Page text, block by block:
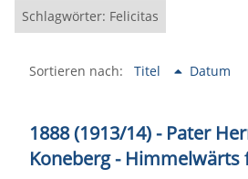
Schlagwörter: Felicitas
Sortieren nach: Titel Datum
1888 (1913/14) - Pater
Koneberg - Himmelwärts